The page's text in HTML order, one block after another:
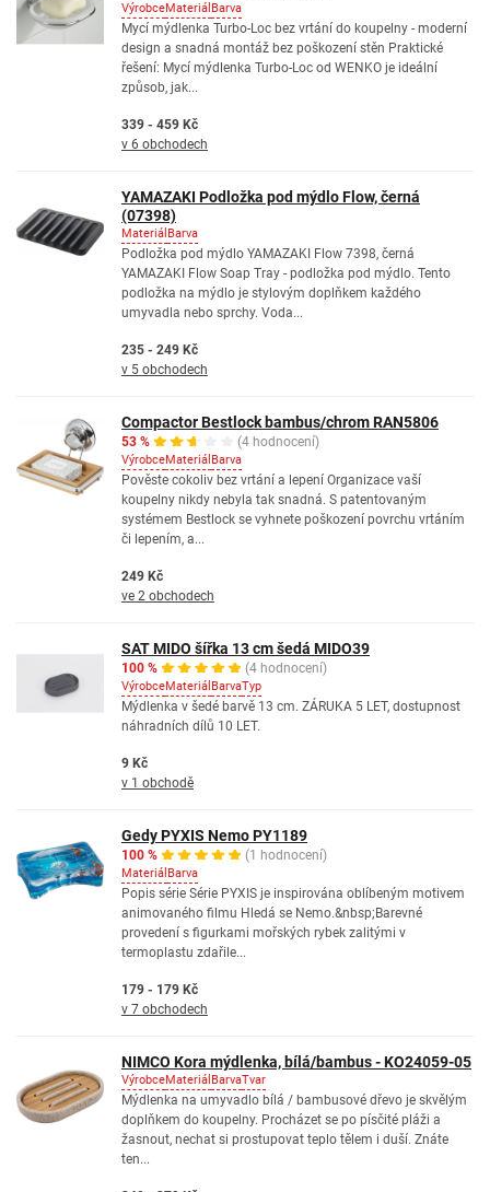
VýrobceMateriál Barva
Mycí mýdlenka Turbo-Loc bez vrtání do koupelny - moderní
design a snadná montáž bez poškození stěn Praktické
řešení: Mycí mýdlenka Turbo-Loc od WENKO je ideální
způsob, jak...
339 - 459 Kč
v 6 obchodech
YAMAZAKI Podložka pod mýdlo Flow, černá
(07398)
Materiál Barva
Podložka pod mýdlo YAMAZAKI Flow 7398, černá
YAMAZAKI Flow Soap Tray - podložka pod mýdlo. Tento
podložka na mýdlo je stylovým doplňkem každého
umyvadla nebo sprchy. Voda...
235 - 249 Kč
v 5 obchodech
Compactor Bestlock bambus/chrom RAN5806
53 % (4 hodnocení)
VýrobceMateriál Barva
Pověste cokoliv bez vrtání a lepení Organizace vaší
koupelny nikdy nebyla tak snadná. S patentovaným
systémem Bestlock se vyhnete poškození povrchu vrtáním
či lepením, a...
249 Kč
ve 2 obchodech
SAT MIDO šířka 13 cm šedá MIDO39
100 % (4 hodnocení)
VýrobceMateriál BarvaTyp
Mýdlenka v šedé barvě 13 cm. ZÁRUKA 5 LET, dostupnost
náhradních dílů 10 LET.
9 Kč
v 1 obchodě
Gedy PYXIS Nemo PY1189
100 % (1 hodnocení)
Materiál Barva
Popis série Série PYXIS je inspirována oblíbeným motivem
animovaného filmu Hledá se Nemo.&nbsp;Barevné
provedení s figurkami mořských rybek zalitými v
termoplastu zdařile...
179 - 179 Kč
v 7 obchodech
NIMCO Kora mýdlenka, bílá/bambus - KO24059-05
VýrobceMateriál BarvaTvar
Mýdlenka na umyvadlo bílá / bambusové dřevo je skvělým
doplňkem do koupelny. Procházet se po písčité pláži a
žasnout, nechat si prostupovat teplo tělem i duší. Znáte
ten...